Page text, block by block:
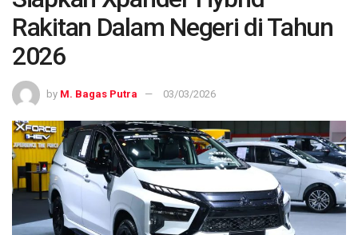
Rakitan Dalam Negeri di Tahun
2026
by M. Bagas Putra 03/03/2026